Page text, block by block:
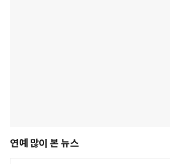
연예 많이 본 뉴스